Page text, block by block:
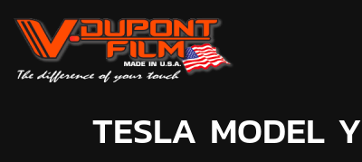
TESLA MODEL Y